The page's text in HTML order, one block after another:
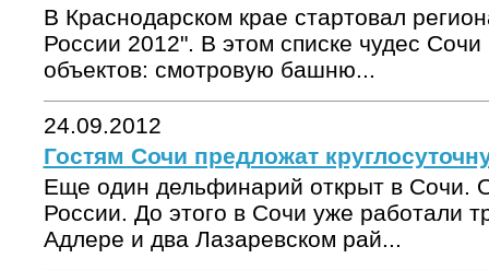
В Краснодарском крае стартовал
России 2012". В этом списке чудес Сочи
объектов: смотровую башню...
24.09.2012
Гостям Сочи предложат
Еще один дельфинарий открыт в Сочи.
России. До этого в Сочи уже работали
Адлере и два Лазаревском рай...